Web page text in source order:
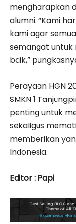
mengharapkan
alumni. “Kami
kami agar
semangat untuk
baik,”
Perayaan HGN
SMKN 1
penting untuk
sekaligus
memberikan
Indonesia.
Editor : Papi